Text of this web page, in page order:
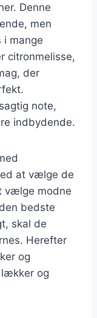
Denne
men
i mange
citronmelisse,
der
note,
indbydende.
at vælge de
vælge modne
bedste
skal de
Herefter
og
lækker og